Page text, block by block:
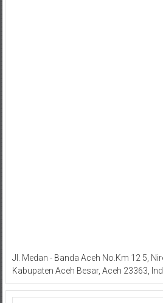
Jl. Medan - Banda Aceh No.Km 12 5,
Kabupaten Aceh Besar, Aceh 23363,